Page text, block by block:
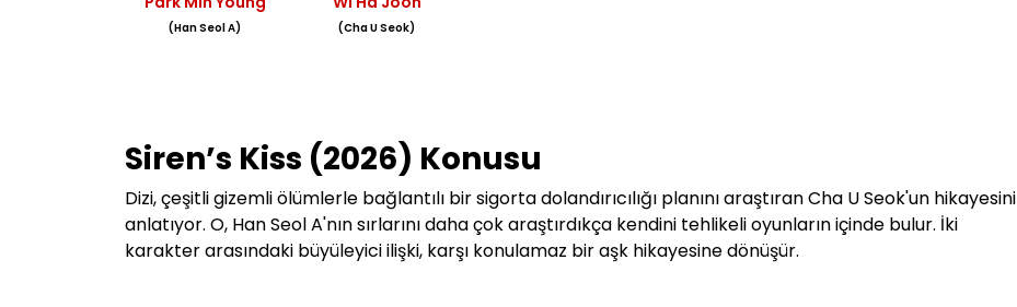
(Han Seol A) (Cha U Seok)
Siren’s Kiss (2026) Konusu
Dizi, çeşitli gizemli ölümlerle bağlantılı bir sigorta dolandırıcılığı planını araştıran Cha U Seok'un hikayesini
anlatıyor. O, Han Seol A'nın sırlarını daha çok araştırdıkça kendini tehlikeli oyunların içinde bulur. İki
karakter arasındaki büyüleyici ilişki, karşı konulamaz bir aşk hikayesine dönüşür.